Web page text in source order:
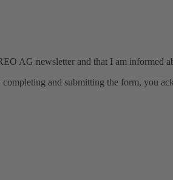
AG newsletter and that I am informed
and submitting the form, you